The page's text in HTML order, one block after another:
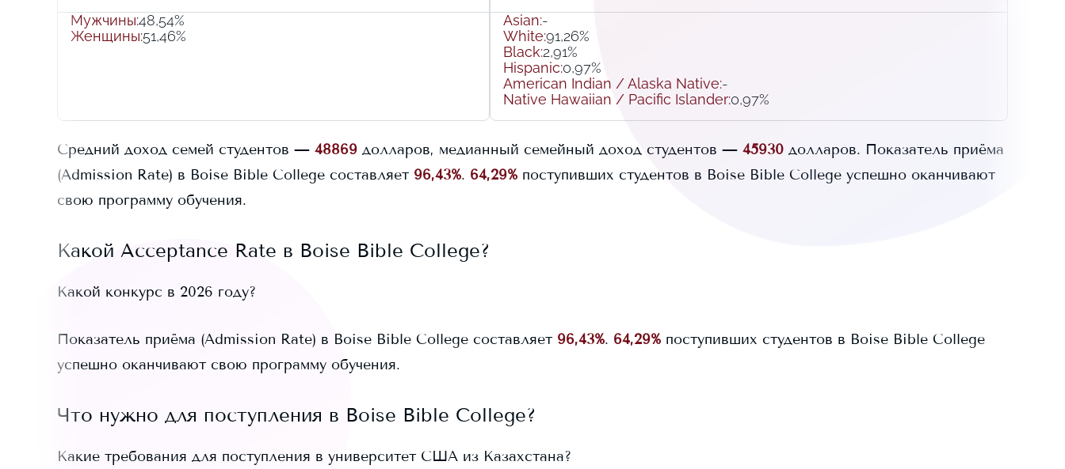
Мужчины:48,54%
Женщины:51,46%
Asian:-
White:91,26%
Black:2,91%
Hispanic:0,97%
American Indian / Alaska Native:-
Native Hawaiian / Pacific Islander:0,97%
Средний доход семей студентов — 48869 долларов, медианный семейный доход студентов — 45930 долларов. Показатель приёма
(Admission Rate) в Boise Bible College составляет 96,43%. 64,29% поступивших студентов в Boise Bible College успешно оканчивают
свою программу обучения.
Какой Acceptance Rate в Boise Bible College?
Какой конкурс в 2026 году?
Показатель приёма (Admission Rate) в Boise Bible College составляет 96,43%. 64,29% поступивших студентов в Boise Bible College
успешно оканчивают свою программу обучения.
Что нужно для поступления в Boise Bible College?
Какие требования для поступления в университет США из Казахстана?